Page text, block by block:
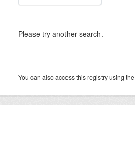
Please try another search.
You can also access this registry using the